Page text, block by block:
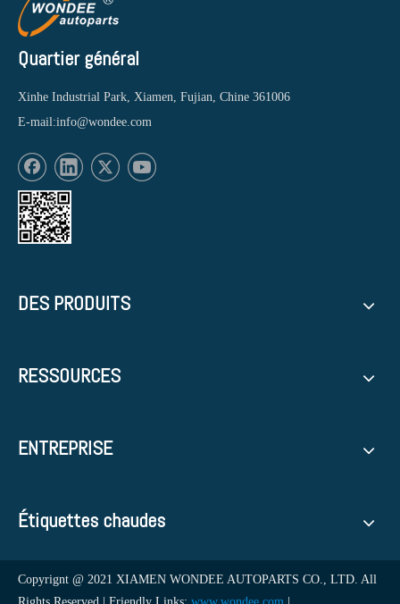
Quartier général
Xinhe Industrial Park, Xiamen, Fujian, Chine 361006
E-mail:info@wondee.com
DES PRODUITS
RESSOURCES
ENTREPRISE
Étiquettes chaudes
Copyrignt @ 2021 XIAMEN WONDEE AUTOPARTS CO., LTD. All